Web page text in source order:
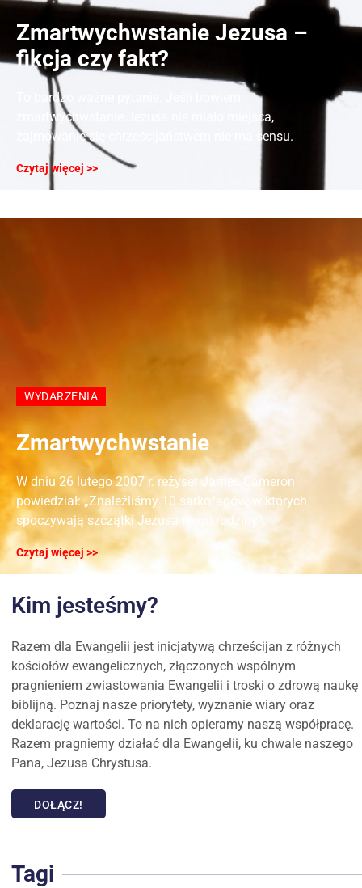
Zmartwychwstanie Jezusa –
fikcja czy fakt?
To bardzo ważne pytanie. Jeśli bowiem
zmartwychwstanie Jezusa nie miało miejsca,
zajmowanie się chrześcijaństwem nie ma sensu.
Czytaj więcej >>
WYDARZENIA
Zmartwychwstanie
W dniu 26 lutego 2007 r. reżyser James Cameron
powiedział: „Znaleźliśmy 10 sarkofagów, w których
spoczywają szczątki Jezusa i jego rodziny”.
Czytaj więcej >>
Kim jesteśmy?
Razem dla Ewangelii jest inicjatywą chrześcijan z różnych
kościołów ewangelicznych, złączonych wspólnym
pragnieniem zwiastowania Ewangelii i troski o zdrową naukę
biblijną. Poznaj nasze priorytety, wyznanie wiary oraz
deklarację wartości. To na nich opieramy naszą współpracę.
Razem pragniemy działać dla Ewangelii, ku chwale naszego
Pana, Jezusa Chrystusa.
DOŁĄCZ!
Tagi